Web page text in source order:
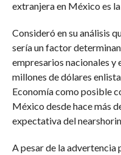
extranjera en México es
Consideró en su análisis
sería un factor
empresarios nacionales
millones de dólares
Economía como posible
México desde hace más
expectativa del
A pesar de la advertencia